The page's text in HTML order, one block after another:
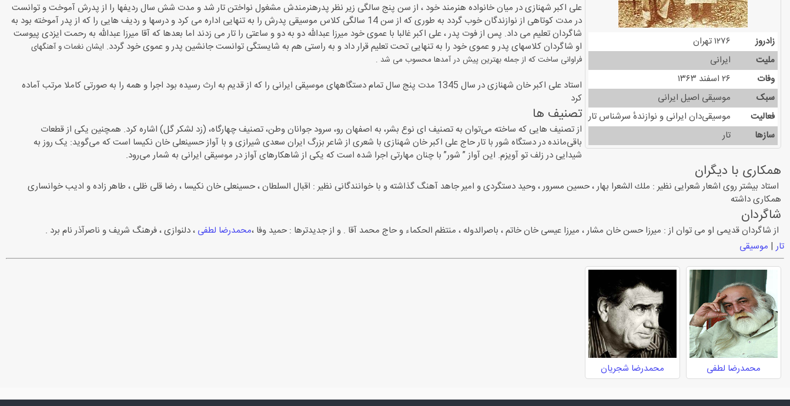
زادروز
۱۲۷۶ تهران
ملیت
ایرانی
وفات
۲۶ اسفند ۱۳۶۳
سبک
موسیقی اصیل ایرانی
فعالیت
موسیقی‌دان ایرانی و نوازندهٔ سرشناس تار
سازها
تار
علی اكبر شهنازی در میان خانواده هنرمند خود ، از سن پنج سالگی زیر نظر پدرهنرمندش مشغول نواختن تار شد و مدت شش سال ردیفها را از پدرش آموخت و توانست
در مدت كوتاهی از نوازندگان خوب گردد به طوری كه از سن 14 سالگی كلاس موسیقی پدرش را به تنهایی اداره می كرد و درسها و ردیف هایی را كه از پدر آموخته بود به
شاگردان تعلیم می داد. پس از فوت پدر ، علی اكبر غالبا با عموی خود میرزا عبدالله دو به دو و ساعتی را تار می زدند اما بعدها كه آقا میرزا عبدالله به رحمت ایزدی پیوست
او شاگردان كلاسهای پدر و عموی خود را به تنهایی تحت تعلیم قرار داد و به راستی هم به شایستگی توانست جانشین پدر و عموی خود گردد. ایشان نغمات و آهنگهای
فراوانی ساخت كه از جمله بهترین پیش در آمدها محسوب می شد .
استاد علی اكبر خان شهنازی در سال 1345 مدت پنج سال تمام دستگاههای موسیقی ایرانی را كه از قدیم به ارث رسیده بود اجرا و همه را به صورتی كاملا مرتب آماده
كرد
تصنیف ها
از تصنیف هایی که ساخته می‌توان به تصنیف ای نوع بشر، به اصفهان رو، سرود جوانان وطن، تصنیف چهارگاه، (زد لشکر گل) اشاره کرد. همچنین یکی از قطعات
باقی‌مانده در دستگاه شور با تار حاج علی اکبر خان شهنازی با شعری از شاعر بزرگ ایران سعدی شیرازی و با آواز حسینعلی خان نکیسا است که می‌گوید: یک روز به
شیدایی در زلف تو آویزم. این آواز ” شور” با چنان مهارتی اجرا شده است که یکی از شاهکارهای آواز در موسیقی ایرانی به شمار می‌رود.
همکاری با دیگران
استاد بیشتر روی اشعار شعرایی نظیر : ملك الشعرا بهار ، حسین مسرور ، وحید دستگردی و امیر جاهد آهنگ گذاشته و با خوانندگانی نظیر : اقبال السلطان ، حسینعلی خان نكیسا ، رضا قلی ظلی ، طاهر زاده و ادیب خوانساری
همكاری داشته
شاگردان
از شاگردان قدیمی او می توان از : میرزا حسن خان مشار ، میرزا عیسی خان خاتم ، باصرالدوله ، منتظم الحكماء و حاج محمد آقا . و از جدیدترها : حمید وفا ،محمدرضا لطفی ، دلنوازی ، فرهنگ شریف و ناصرآذر نام برد .
تار | موسیقی
محمدرضا لطفی محمدرضا شجریان